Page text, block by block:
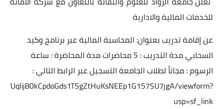
للخدمات المالية والادارية
عن إقامة تدريب بعنوان: المحاسبة المالية عبر برنامج وكيد
السحابي مدة التدريب : 5 محاضرات مدة المحاضرة : ساعة
الرسوم : مجاناً لطلاب الجامعة التسجيل عبر الرابط التالي :
viewform?
usp=sf_link